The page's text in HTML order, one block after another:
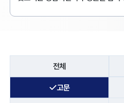
전체
고문